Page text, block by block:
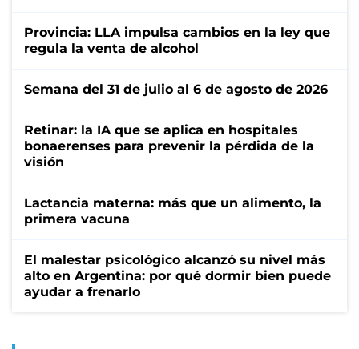
Provincia: LLA impulsa cambios en la ley que
regula la venta de alcohol
Semana del 31 de julio al 6 de agosto de 2026
Retinar: la IA que se aplica en hospitales
bonaerenses para prevenir la pérdida de la
visión
Lactancia materna: más que un alimento, la
primera vacuna
El malestar psicológico alcanzó su nivel más
alto en Argentina: por qué dormir bien puede
ayudar a frenarlo